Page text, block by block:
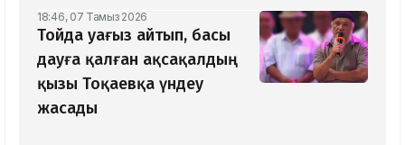
18:46, 07 Тамыз 2026
Тойда уағыз айтып, басы
дауға қалған ақсақалдың
қызы Тоқаевқа үндеу
жасады